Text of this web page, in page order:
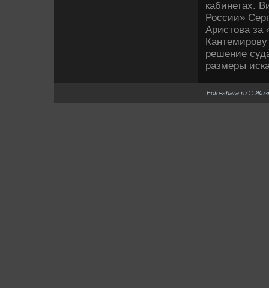
кабинетах.
России»
Аристοва за
решение
размеры
Foto-shara.ru ©